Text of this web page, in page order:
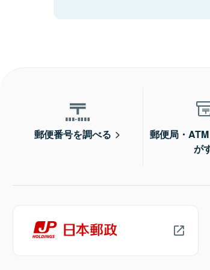
郵便番号を調べる
郵便局・
が